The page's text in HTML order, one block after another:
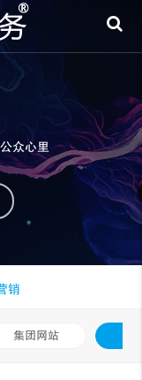
众心里
销
集团网站